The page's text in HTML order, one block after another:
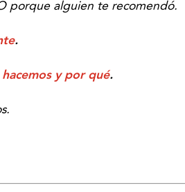
porque alguien te recomendó.
.
y por qué.